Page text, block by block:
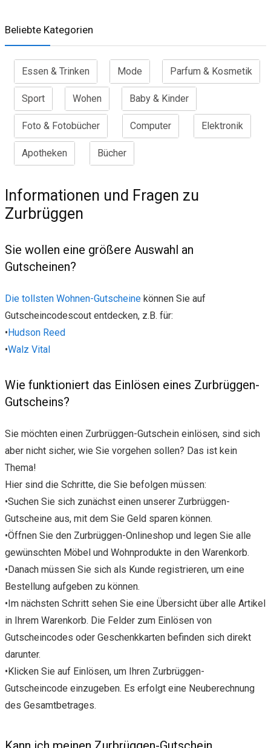
Beliebte Kategorien
Essen & Trinken Mode Parfum & Kosmetik
Sport Wohen Baby & Kinder
Foto & Fotobücher Computer Elektronik
Apotheken Bücher
Informationen und Fragen zu
Zurbrüggen
Sie wollen eine größere Auswahl an
Gutscheinen?
Die tollsten Wohnen-Gutscheine können Sie auf
Gutscheincodescout entdecken, z.B. für:
• Hudson Reed
•Walz Vital
Wie funktioniert das Einlösen eines Zurbrüggen-
Gutscheins?
Sie möchten einen Zurbrüggen-Gutschein einlösen, sind sich
aber nicht sicher, wie Sie vorgehen sollen? Das ist kein
Thema!
Hier sind die Schritte, die Sie befolgen müssen:
•Suchen Sie sich zunächst einen unserer Zurbrüggen-
Gutscheine aus, mit dem Sie Geld sparen können.
•Öffnen Sie den Zurbrüggen-Onlineshop und legen Sie alle
gewünschten Möbel und Wohnprodukte in den Warenkorb.
•Danach müssen Sie sich als Kunde registrieren, um eine
Bestellung aufgeben zu können.
•Im nächsten Schritt sehen Sie eine Übersicht über alle Artikel
in Ihrem Warenkorb. Die Felder zum Einlösen von
Gutscheincodes oder Geschenkkarten befinden sich direkt
darunter.
•Klicken Sie auf Einlösen, um Ihren Zurbrüggen-
Gutscheincode einzugeben. Es erfolgt eine Neuberechnung
des Gesamtbetrages.